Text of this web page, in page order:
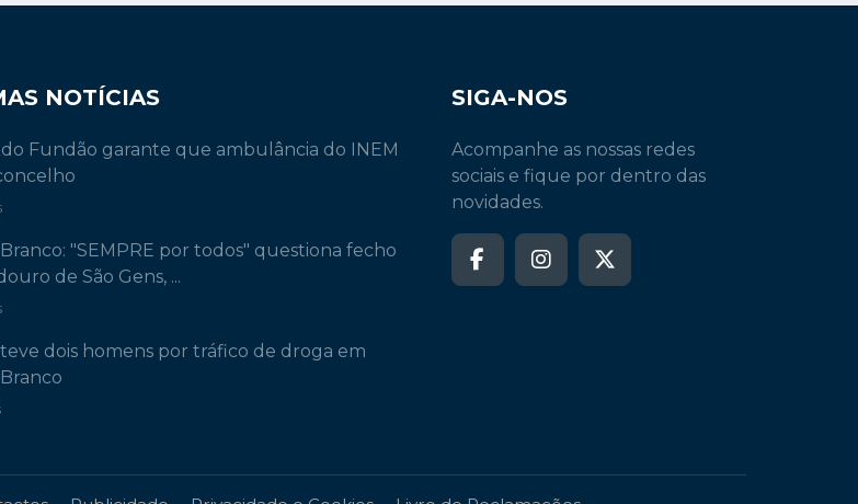
NOTÍCIAS
do Fundão garante que ambulância do INEM
"SEMPRE por todos" questiona fecho
de São Gens, ...
dois homens por tráfico de droga em
SIGA-NOS
Acompanhe as nossas redes
sociais e fique por dentro das
novidades.